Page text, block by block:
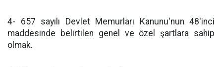
4- 657 sayılı Devlet Memurları Kanunu'nun 48'inci
maddesinde belirtilen genel ve özel şartlara sahip
olmak.